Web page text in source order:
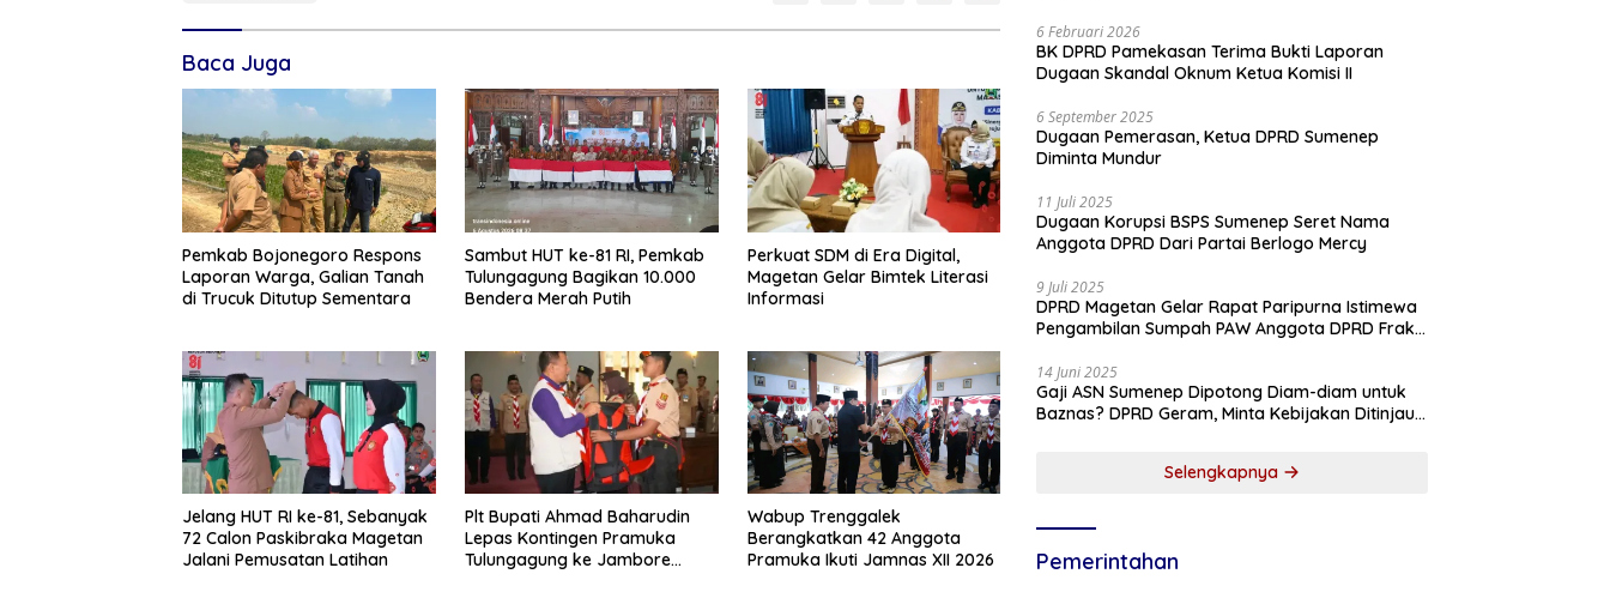
Baca Juga
Pemkab Bojonegoro Respons
Laporan Warga, Galian Tanah
di Trucuk Ditutup Sementara
Sambut HUT ke-81 RI, Pemkab
Tulungagung Bagikan 10.000
Bendera Merah Putih
Perkuat SDM di Era Digital,
Magetan Gelar Bimtek Literasi
Informasi
Jelang HUT RI ke-81, Sebanyak
72 Calon Paskibraka Magetan
Jalani Pemusatan Latihan
Plt Bupati Ahmad Baharudin
Lepas Kontingen Pramuka
Tulungagung ke Jambore
Wabup Trenggalek
Berangkatkan 42 Anggota
Pramuka Ikuti Jamnas XII 2026
6 Februari 2026
BK DPRD Pamekasan Terima Bukti Laporan
Dugaan Skandal Oknum Ketua Komisi II
6 September 2025
Dugaan Pemerasan, Ketua DPRD Sumenep
Diminta Mundur
11 Juli 2025
Dugaan Korupsi BSPS Sumenep Seret Nama
Anggota DPRD Dari Partai Berlogo Mercy
9 Juli 2025
DPRD Magetan Gelar Rapat Paripurna Istimewa
Pengambilan Sumpah PAW Anggota DPRD Fraksi
14 Juni 2025
Gaji ASN Sumenep Dipotong Diam-diam untuk
Baznas? DPRD Geram, Minta Kebijakan Ditinjau
Selengkapnya
Pemerintahan